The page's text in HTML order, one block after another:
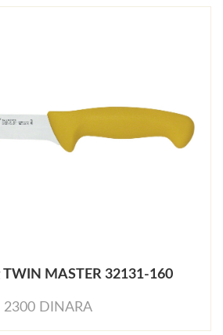
TWIN MASTER 32131-160
2300 DINARA